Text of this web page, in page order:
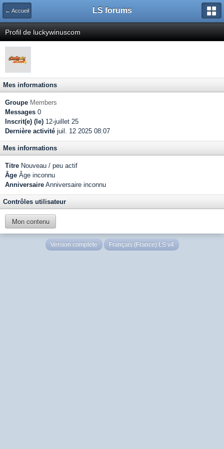
← Accueil LS forums
Profil de luckywinuscom
Mes informations
Groupe Members
Messages 0
Inscrit(e) (le) 12-juillet 25
Dernière activité juil. 12 2025 08:07
Mes informations
Titre Nouveau / peu actif
Âge Âge inconnu
Anniversaire Anniversaire inconnu
Contrôles utilisateur
Mon contenu
Version complète Français (France) LS v4